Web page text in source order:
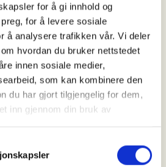
for å gi innhold og
for å levere sosiale
å analysere trafikken vår. Vi deler
hvordan du bruker nettstedet
innen sosiale medier,
som kan kombinere den
du har gjort tilgjengelig for dem,
inn gjennom din bruk av
at du skal kunne holde deg
om det skulle skje noe (skade,
at det tar lenger tid å komme
Alvøen idrettspark kl 11:00.